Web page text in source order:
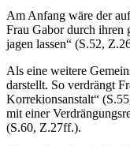
Am Anfang wäre der
Frau Gabor durch ihren
jagen lassen“ (S.52,
Als eine weitere
darstellt. So verdrängt
Korrekionsanstalt“
mit einer
(S.60, Z.27ff.).